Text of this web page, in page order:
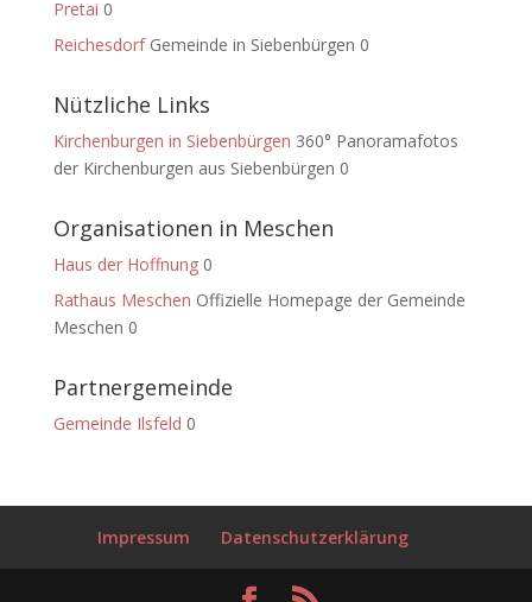
Pretai 0
ReichesdorfGemeinde in Siebenbürgen 0
Nützliche Links
Kirchenburgen in Siebenbürgen 360° Panoramafotos
der Kirchenburgen aus Siebenbürgen 0
Organisationen in Meschen
Haus der Hoffnung0
Rathaus Meschen Offizielle Homepage der Gemeinde
Meschen 0
Partnergemeinde
Gemeinde Ilsfeld 0
Impressum Datenschutzerklärung